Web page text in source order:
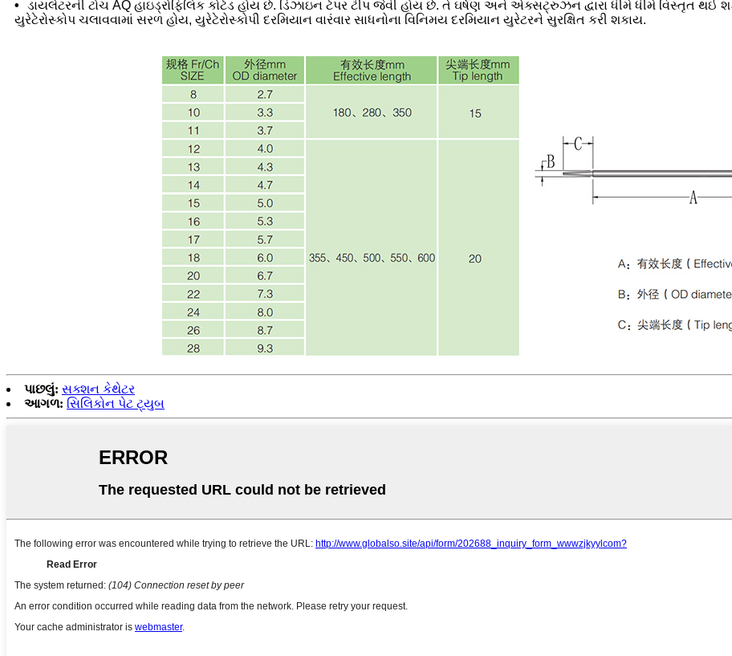
•
ડાયલેટરની ટોચ AQ હાઇડ્રોફિલિક કોટેડ હોય છે. ડિઝાઇન ટેપર ટીપ જેવી હોય છે. તે ઘર્ષણ અને એક્સટ્રુઝન દ્વારા ધીમે ધીમે વિસ્તૃત
યુરેટેરોસ્કોપ ચલાવવામાં સરળ હોય, યુરેટેરોસ્કોપી દરમિયાન વારંવાર સાધનોના વિનિમય દરમિયાન યુરેટરને સુરક્ષિત કરી શકાય.
પાછલું: સક્શન કેથેટર
આગળ: સિલિકોન પેટ ટ્યુબ